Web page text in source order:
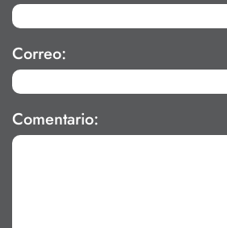
Correo:
Comentario: